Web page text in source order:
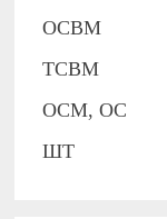
ОСВМ
ТСВМ
ОСМ, ОС
ШТ